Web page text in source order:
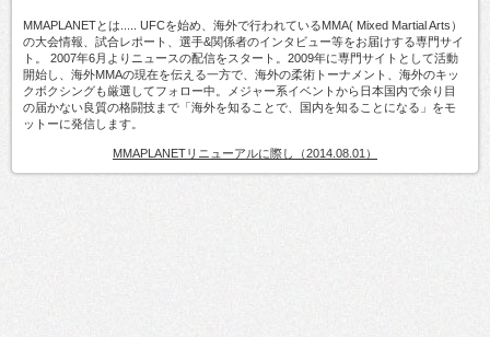
MMAPLANETとは..... UFCを始め、海外で行われているMMA( Mixed Martial Arts）
の大会情報、試合レポート、選手&関係者のインタビュー等をお届けする専門サイ
ト。 2007年6月よりニュースの配信をスタート。2009年に専門サイトとして活動
開始し、海外MMAの現在を伝える一方で、海外の柔術トーナメント、海外のキッ
クボクシングも厳選してフォロー中。メジャー系イベントから日本国内で余り目
の届かない良質の格闘技まで「海外を知ることで、国内を知ることになる」をモ
ットーに発信します。
MMAPLANETリニューアルに際し（2014.08.01）